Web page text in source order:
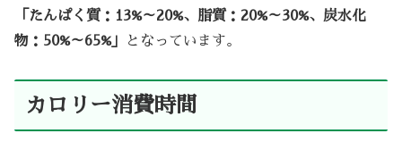
「たんぱく質：13%～20%、脂質：20%～30%、炭水化
物：50%～65%」
となっています。
カロリー消費時間